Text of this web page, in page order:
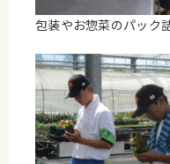
包装やお惣菜のパック